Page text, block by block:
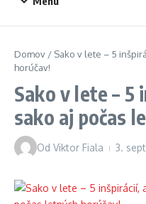
Domov / Sako v lete – 5
horúčav!
Sako v lete – 5
sako aj počas
Od Viktor Fiala 3.